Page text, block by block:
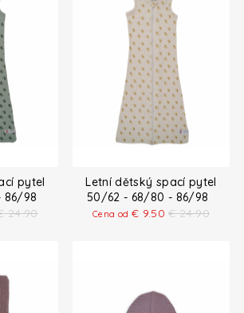
pytel
86/98
24.90
Letní dětský spací pytel
50/62 - 68/80 - 86/98
Cena od € 9.50 € 24.90